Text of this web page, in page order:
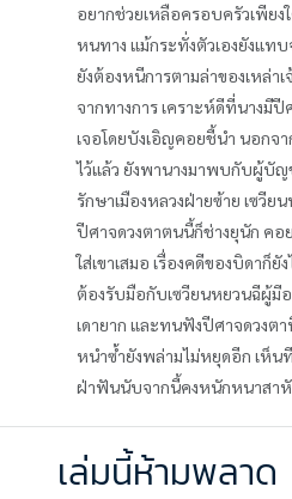
อยากช่วยเหลือครอบครัวเพียง
หนทาง แม้กระทั่งตัวเองยังแทบ
ยังต้องหนีการตามล่าของเหล่า
จากทางการ เคราะห์ดีที่นางมี
เจอโดยบังเอิญคอยชี้นำ นอกจ
ไว้แล้ว ยังพานางมาพบกับผู้บัญ
รักษาเมืองหลวงฝ่ายซ้าย เซวีย
ปีศาจดวงตาตนนี้ก็ช่างยุนัก คอย
ใส่เขาเสมอ เรื่องคดีของบิดาก็
ต้องรับมือกับเซวียนหยวนฉีผู้มี
เดายาก และทนฟังปีศาจดวงต
หนำซ้ำยังพล่ามไม่หยุดอีก เห็น
ฝ่าฟันนับจากนี้คงหนักหนาสาหั
เล่มนี้ห้ามพลาด